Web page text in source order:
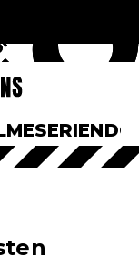
SERIEN